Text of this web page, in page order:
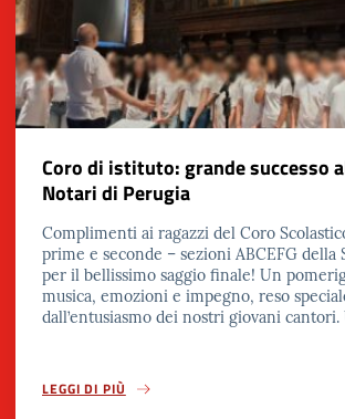
Coro di istituto: grande successo
Notari di Perugia
Complimenti ai ragazzi del Coro
prime e seconde – sezioni ABCEFG della
per il bellissimo saggio finale! Un
musica, emozioni e impegno, reso
dall’entusiasmo dei nostri giovani
LEGGI DI PIÙ